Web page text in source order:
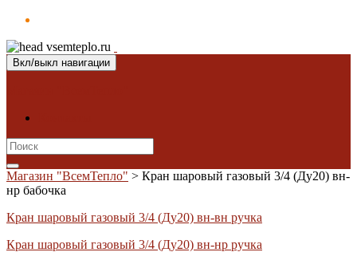
Вкл/выкл навигации
Search
for:
Магазин "ВсемТепло" > Кран шаровый газовый 3/4 (Ду20) вн-
нр бабочка
Кран шаровый газовый 3/4 (Ду20) вн-вн ручка
Кран шаровый газовый 3/4 (Ду20) вн-нр ручка